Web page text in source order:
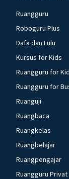
Ruangguru
Roboguru Plus
Dafa dan Lulu
Kursus for Kids
Ruangguru for
Ruangguru for
Ruanguji
Ruangbaca
Ruangkelas
Ruangbelajar
Ruangpengajar
Ruangguru Privat